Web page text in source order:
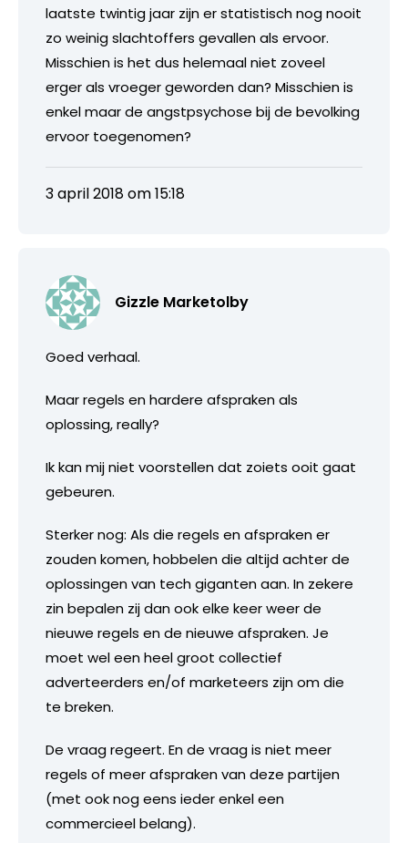
laatste twintig jaar zijn er statistisch nog nooit
zo weinig slachtoffers gevallen als ervoor.
Misschien is het dus helemaal niet zoveel
erger als vroeger geworden dan? Misschien is
enkel maar de angstpsychose bij de bevolking
ervoor toegenomen?
3 april 2018 om 15:18
Gizzle Marketolby
Goed verhaal.
Maar regels en hardere afspraken als
oplossing, really?
Ik kan mij niet voorstellen dat zoiets ooit gaat
gebeuren.
Sterker nog: Als die regels en afspraken er
zouden komen, hobbelen die altijd achter de
oplossingen van tech giganten aan. In zekere
zin bepalen zij dan ook elke keer weer de
nieuwe regels en de nieuwe afspraken. Je
moet wel een heel groot collectief
adverteerders en/of marketeers zijn om die
te breken.
De vraag regeert. En de vraag is niet meer
regels of meer afspraken van deze partijen
(met ook nog eens ieder enkel een
commercieel belang).